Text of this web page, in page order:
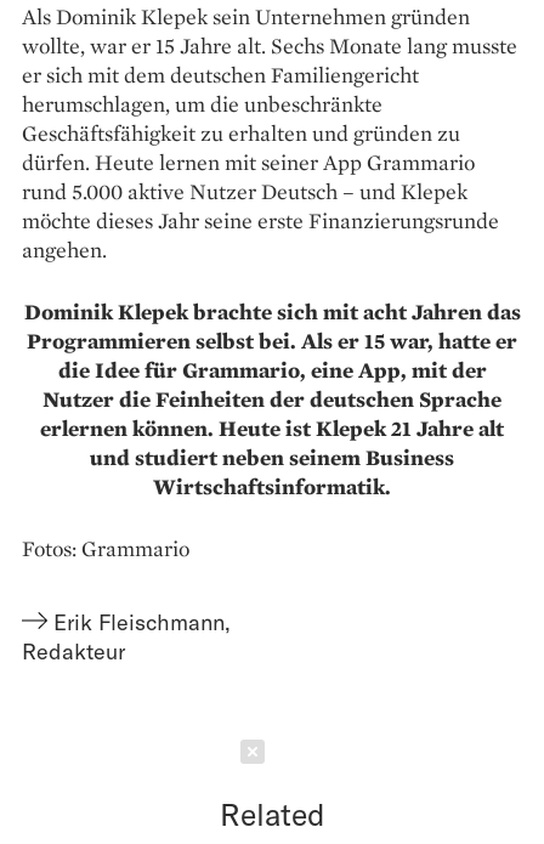
Als Dominik Klepek sein Unternehmen gründen
wollte, war er 15 Jahre alt. Sechs Monate lang musste
er sich mit dem deutschen Familiengericht
herumschlagen, um die unbeschränkte
Geschäftsfähigkeit zu erhalten und gründen zu
dürfen. Heute lernen mit seiner App Grammario
rund 5.000 aktive Nutzer Deutsch – und Klepek
möchte dieses Jahr seine erste Finanzierungsrunde
angehen.
Dominik Klepek brachte sich mit acht Jahren das
Programmieren selbst bei. Als er 15 war, hatte er
die Idee für Grammario, eine App, mit der
Nutzer die Feinheiten der deutschen Sprache
erlernen können. Heute ist Klepek 21 Jahre alt
und studiert neben seinem Business
Wirtschaftsinformatik.
Fotos: Grammario
Erik Fleischmann,
Redakteur
Related